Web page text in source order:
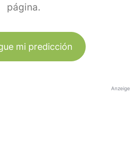
página.
mi predicción
Anzeige